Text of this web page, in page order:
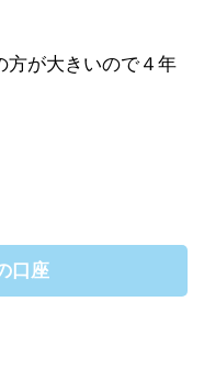
方が大きいので４年
口座